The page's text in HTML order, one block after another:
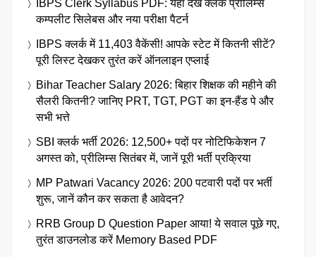
IBPS Clerk Syllabus PDF: यहाँ देखें क्लर्क प्रीलिम्स
कम्पलीट सिलेबस और नया परीक्षा पैटर्न
IBPS क्लर्क में 11,403 वैकेंसी! आपके स्टेट में कितनी सीटें?
पूरी लिस्ट देखकर तुरंत करें ऑनलाइन एप्लाई
Bihar Teacher Salary 2026: बिहार शिक्षक की महीने की
सैलरी कितनी? जानिए PRT, TGT, PGT का इन-हैंड पे और
सभी भत्ते
SBI क्लर्क भर्ती 2026: 12,500+ पदों पर नोटिफिकेशन 7
अगस्त को, प्रीलिम्स सितंबर में, जानें पूरी भर्ती प्रक्रिया
MP Patwari Vacancy 2026: 200 पटवारी पदों पर भर्ती
शुरू, जानें कौन कर सकता है आवेदन?
RRB Group D Question Paper आया! ये सवाल पूछे गए,
तुरंत डाउनलोड करें Memory Based PDF